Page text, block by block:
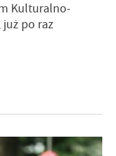
Kulturalno-
już po raz